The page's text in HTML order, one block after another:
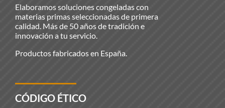
Elaboramos soluciones congeladas con
materias primas seleccionadas de primera
calidad. Más de 50 años de tradición e
innovación a tu servicio.
Productos fabricados en España.
CÓDIGO ÉTICO